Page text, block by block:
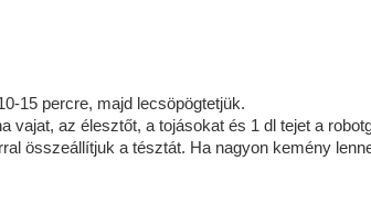
15 percre, majd lecsöpögtetjük.
vajat, az élesztőt, a tojásokat és 1 dl tejet a
összeállítjuk a tésztát. Ha nagyon kemény